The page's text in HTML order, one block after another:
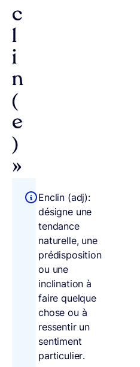
c
l
i
n
(
e
)
»
Enclin (adj):
désigne une
tendance
naturelle, une
prédisposition
ou une
inclination à
faire quelque
chose ou à
ressentir un
sentiment
particulier.